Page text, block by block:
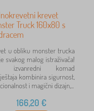
krevet
Truck 160x80 s
u obliku monster trucka
svakog malog istraživača!
izvanredni komad
kombinira sigurnost,
i magični dizajn,...
166,20 €